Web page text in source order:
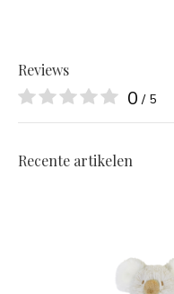
Reviews
0 / 5
Recente artikelen